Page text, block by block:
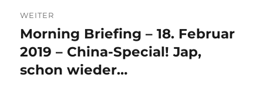
WEITER
Nächster
Beitrag:
Morning Briefing – 18. Februar
2019 – China-Special! Jap,
schon wieder…